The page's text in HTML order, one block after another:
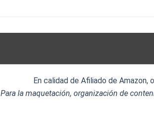
En calidad de Afiliado de
Para la maquetación, organización de